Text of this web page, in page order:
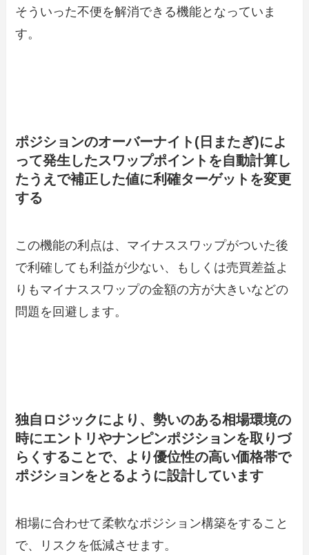
そういった不便を解消できる機能となっていま
す。
ポジションのオーバーナイト(日またぎ)によ
って発生したスワップポイントを自動計算し
たうえで補正した値に利確ターゲットを変更
する
この機能の利点は、マイナススワップがついた後
で利確しても利益が少ない、もしくは売買差益よ
りもマイナススワップの金額の方が大きいなどの
問題を回避します。
独自ロジックにより、勢いのある相場環境の
時にエントリやナンピンポジションを取りづ
らくすることで、より優位性の高い価格帯で
ポジションをとるように設計しています
相場に合わせて柔軟なポジション構築をすること
で、リスクを低減させます。